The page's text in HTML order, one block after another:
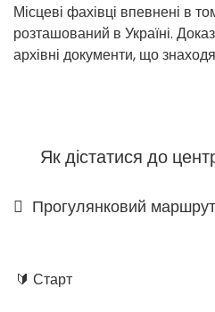
Місцеві фахівці впевнені в
розташований в Україні.
архівні документи, що
Як дістатися до
Прогулянковий маршрут
🔰 Старт